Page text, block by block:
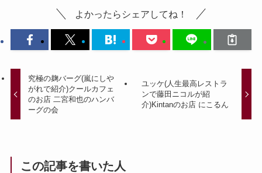
よかったらシェアしてね！
究極の麹バーグ(嵐にしや
がれで紹介)クールカフェ
のお店 二宮和也のハンバ
ーグの会
ユッケ(人生最高レストラ
ンで藤田ニコルが紹
介)Kintanのお店 にこるん
この記事を書いた人